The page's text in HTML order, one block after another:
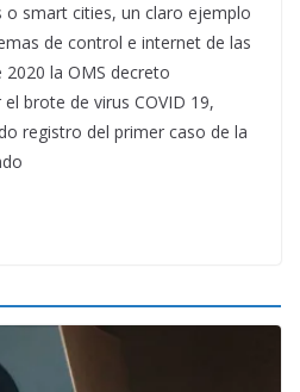
o smart cities, un claro ejemplo
de control e internet de las
la OMS decreto
brote de virus COVID 19,
registro del primer caso de la